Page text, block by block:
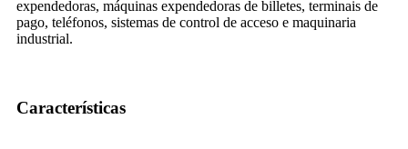
expendedoras, máquinas expendedoras de billetes, terminais de
pago, teléfonos, sistemas de control de acceso e maquinaria
industrial.
Características